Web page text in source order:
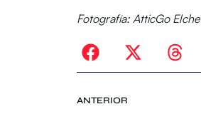
Fotografía: AtticGo Elche
ANTERIOR